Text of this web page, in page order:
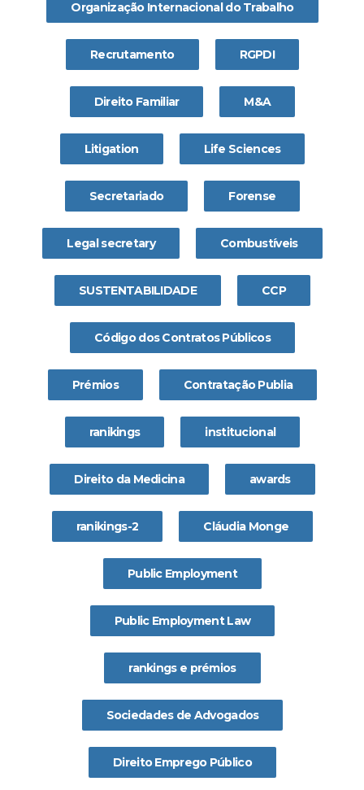
Organização Internacional do Trabalho
Recrutamento RGPDI
Direito Familiar M&A
Litigation Life Sciences
Secretariado Forense
Legal secretary Combustíveis
SUSTENTABILIDADE CCP
Código dos Contratos Públicos
Prémios Contratação Publia
ranikings institucional
Direito da Medicina awards
ranikings-2 Cláudia Monge
Public Employment
Public Employment Law
rankings e prémios
Sociedades de Advogados
Direito Emprego Público